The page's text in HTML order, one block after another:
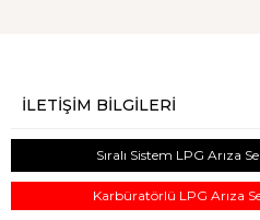
İLETIŞIM BILGILERI
Sıralı Sistem LPG Arıza
Karbüratörlü LPG Arıza